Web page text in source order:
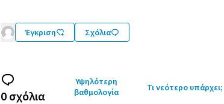
Έγκριση Σχόλια
0 σχόλια
Υψηλότερη
βαθμολογία
Τι νεότερο υπάρχει;